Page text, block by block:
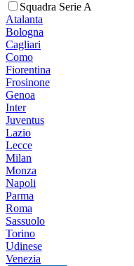
Squadra Serie A
Atalanta
Bologna
Cagliari
Como
Fiorentina
Frosinone
Genoa
Inter
Juventus
Lazio
Lecce
Milan
Monza
Napoli
Parma
Roma
Sassuolo
Torino
Udinese
Venezia